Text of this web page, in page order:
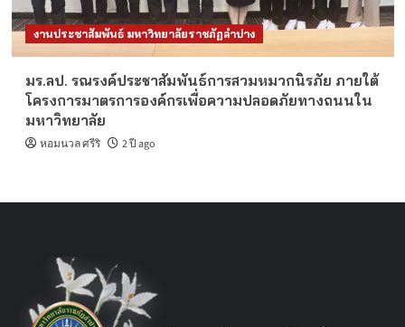
งานประชาสัมพันธ์ มหาวิทยาลัยราชภัฏลำปาง
มร.ลป. รณรงค์ประชาสัมพันธ์การสวมหมวกนิรภัย ภายใต้
โครงการมาตรการองค์กรเพื่อความปลอดภัยทางถนนใน
มหาวิทยาลัย
หอมนวล ศรีริ 2 ปี ago